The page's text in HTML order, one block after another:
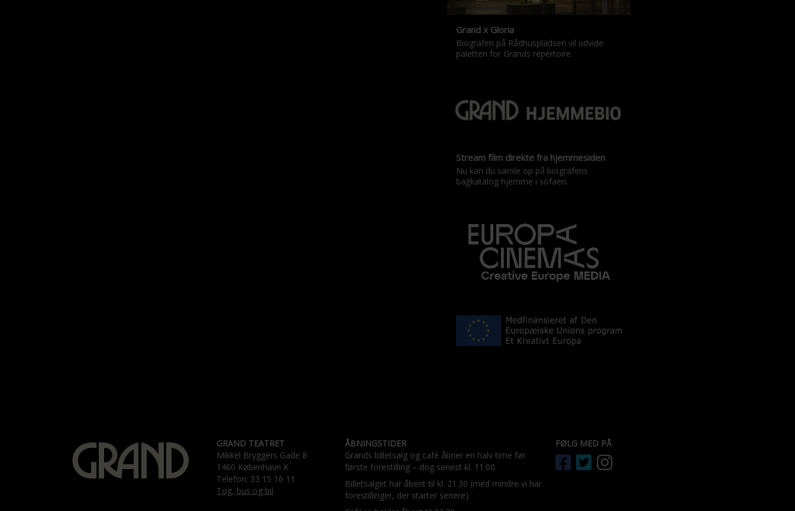
Grand x Gloria
Biografen på Rådhuspladsen vil udvide
paletten for Grands repertoire.
Stream film direkte fra hjemmesiden
Nu kan du samle op på biografens
bagkatalog hjemme i sofaen.
GRAND TEATRET
Mikkel Bryggers Gade 8
1460 København K
Telefon: 33 15 16 11
Tog, bus og bil
ÅBNINGSTIDER
Grands billetsalg og café åbner en halv time før
første forestilling – dog senest kl. 11.00.
Billetsalget har åbent til kl. 21.30 (med mindre vi har
forestillinger, der starter senere).
FØLG MED PÅ